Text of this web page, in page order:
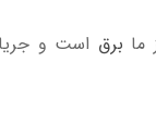
ما برق است و